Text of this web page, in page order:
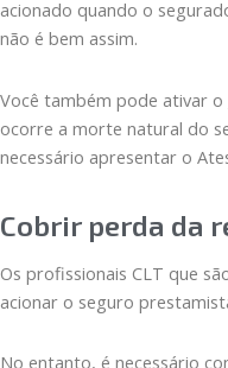
acionado quando o
não é bem assim.
Você também pode ativar o
ocorre a morte natural do
necessário apresentar o
Cobrir perda da
Os profissionais CLT que
acionar o seguro
No entanto, é necessário